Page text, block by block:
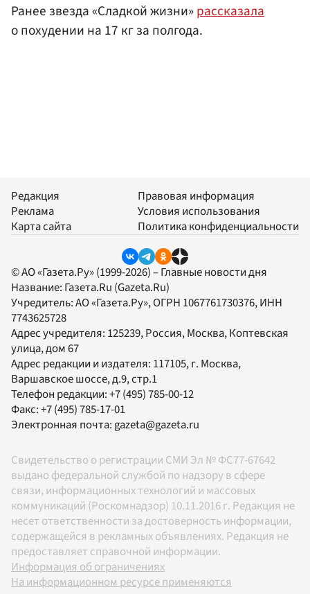
Ранее звезда «Сладкой жизни»рассказала
о похудении на 17 кг за полгода.
Редакция
Реклама
Карта сайта
Правовая информация
Условия использования
Политика конфиденциальности
© АО «Газета.Ру» (1999-2026) – Главные новости дня
Название: Газета.Ru (Gazeta.Ru)
Учредитель:АО «Газета.Ру», ОГРН 1067761730376, ИНН
7743625728
Адрес учредителя: 125239, Россия, Москва, Коптевская
улица, дом 67
Адрес редакции и издателя: 117105, г. Москва,
Варшавское шоссе, д.9, стр.1
Телефон редакции:+7 (495) 785-00-12
Факс:+7 (495) 785-17-01
Электронная почта:gazeta@gazeta.ru
Свидетельство о регистрации СМИ Эл № ФС77-67642
выдано федеральной службой по надзору в сфере
связи, информационных технологий и массовых
коммуникаций (Роскомнадзор) 10.11.2016 г. Редакция не
несет ответственности за достоверность информации,
содержащейся в рекламных объявлениях. Редакция не
предоставляет справочной информации.
Информация об ограничениях
На информационном ресурсе применяются